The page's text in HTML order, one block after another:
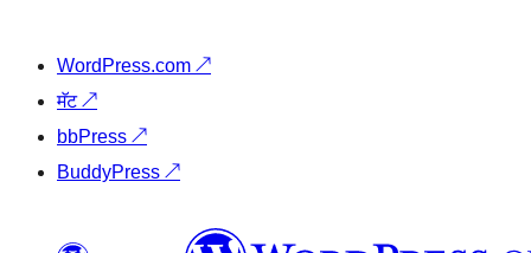
WordPress.com ↗
मॅट↗
bbPress ↗
BuddyPress ↗